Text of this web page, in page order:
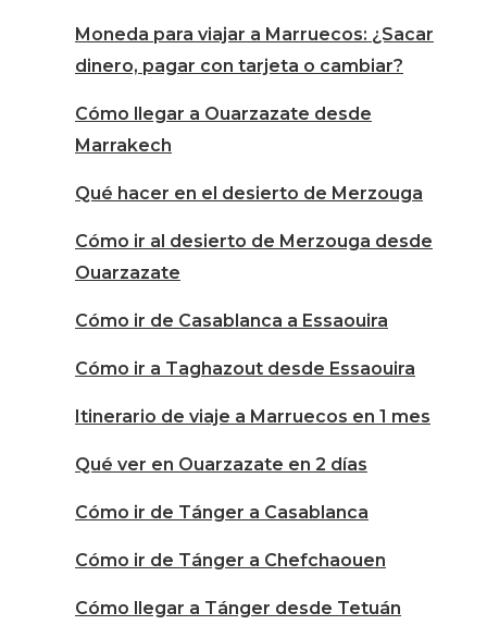
Moneda para viajar a Marruecos: ¿Sacar
dinero, pagar con tarjeta o cambiar?
Cómo llegar a Ouarzazate desde
Marrakech
Qué hacer en el desierto de Merzouga
Cómo ir al desierto de Merzouga desde
Ouarzazate
Cómo ir de Casablanca a Essaouira
Cómo ir a Taghazout desde Essaouira
Itinerario de viaje a Marruecos en 1 mes
Qué ver en Ouarzazate en 2 días
Cómo ir de Tánger a Casablanca
Cómo ir de Tánger a Chefchaouen
Cómo llegar a Tánger desde Tetuán